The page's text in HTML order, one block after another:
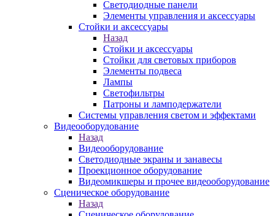
Светодиодные панели
Элементы управления и аксессуары
Стойки и аксессуары
Назад
Стойки и аксессуары
Стойки для световых приборов
Элементы подвеса
Лампы
Светофильтры
Патроны и ламподержатели
Системы управления светом и эффектами
Видеооборудование
Назад
Видеооборудование
Светодиодные экраны и занавесы
Проекционное оборудование
Видеомикшеры и прочее видеооборудование
Сценическое оборудование
Назад